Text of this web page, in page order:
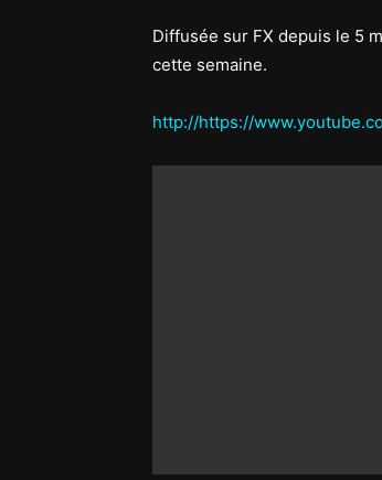
Diffusée sur FX depuis le 5
cette semaine.
http://https://